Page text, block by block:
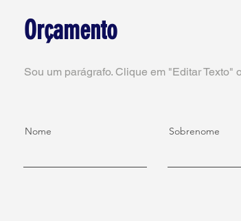
Orçamento
Sou um parágrafo. Clique em "Editar
Nome Sobrenome